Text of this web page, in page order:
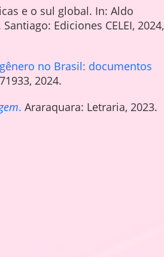
e o sul global. In: Aldo
Santiago: Ediciones CELEI, 2024,
no Brasil: documentos
2024.
. Araraquara: Letraria, 2023.